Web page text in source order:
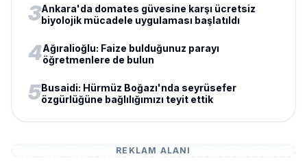
3Ankara'da domates güvesine karşı ücretsiz
biyolojik mücadele uygulaması başlatıldı
4Ağıralioğlu: Faize bulduğunuz parayı
öğretmenlere de bulun
5Busaidi: Hürmüz Boğazı'nda seyrüsefer
özgürlüğüne bağlılığımızı teyit ettik
REKLAM ALANI